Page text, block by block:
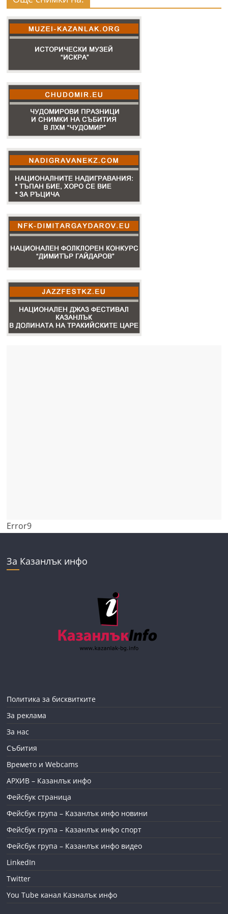
Error9
За Казанлък инфо
Политика за бисквитките
За реклама
За нас
Събития
Времето и Webcams
АРХИВ – Казанлък инфо
Фейсбук страница
Фейсбук група – Казанлък инфо новини
Фейсбук група – Казанлък инфо спорт
Фейсбук група – Казанлък инфо видео
LinkedIn
Twitter
You Tube канал Казналък инфо